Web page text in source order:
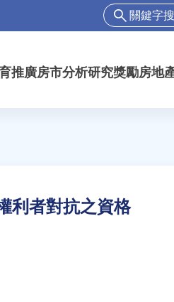
搜
表
單
搜
尋
推廣房市分析研究獎勵房地
利者對抗之資格